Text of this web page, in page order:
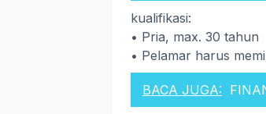
kualifikasi:
• Pria, max. 30 tahun
• Pelamar harus
BACA JUGA: